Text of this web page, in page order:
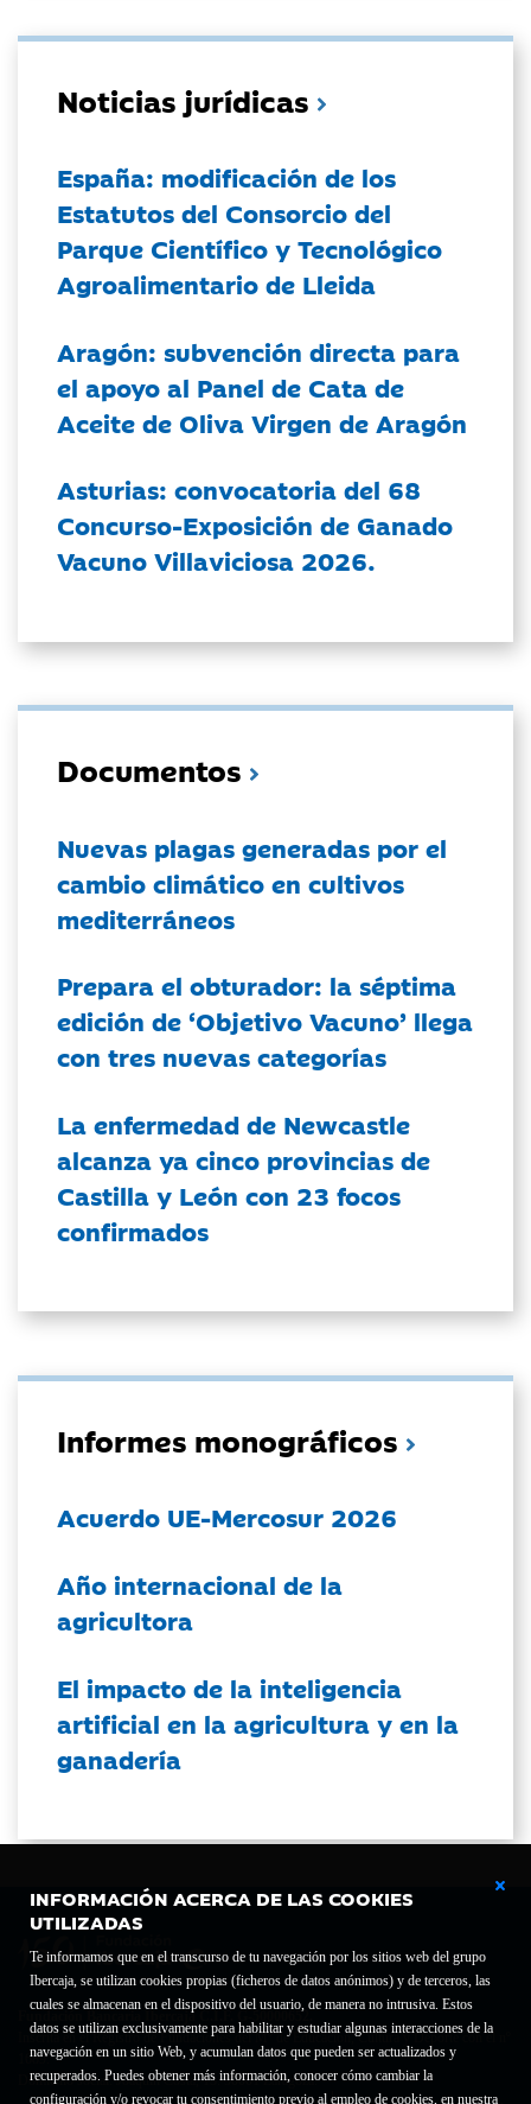
INFORMACIÓN ACERCA DE LAS COOKIES
UTILIZADAS
Te informamos que en el transcurso de tu navegación por los sitios web del grupo
Ibercaja, se utilizan cookies propias (ficheros de datos anónimos) y de terceros, las
cuales se almacenan en el dispositivo del usuario, de manera no intrusiva. Estos
datos se utilizan exclusivamente para habilitar y estudiar algunas interacciones de la
navegación en un sitio Web, y acumulan datos que pueden ser actualizados y
recuperados. Puedes obtener más información, conocer cómo cambiar la
configuración y/o revocar tu consentimiento previo al empleo de cookies, en nuestra
Noticias jurídicas
España: modificación de los
Estatutos del Consorcio del
Parque Científico y Tecnológico
Agroalimentario de Lleida
Aragón: subvención directa para
el apoyo al Panel de Cata de
Aceite de Oliva Virgen de Aragón
Asturias: convocatoria del 68
Concurso-Exposición de Ganado
Vacuno Villaviciosa 2026.
Documentos
Nuevas plagas generadas por el
cambio climático en cultivos
mediterráneos
Prepara el obturador: la séptima
edición de ‘Objetivo Vacuno’ llega
con tres nuevas categorías
La enfermedad de Newcastle
alcanza ya cinco provincias de
Castilla y León con 23 focos
confirmados
Informes monográficos
Acuerdo UE-Mercosur 2026
Año internacional de la
agricultora
El impacto de la inteligencia
artificial en la agricultura y en la
ganadería
Fundación Bancaria Ibercaja C.I.F. G-50000652.
Inscrita en el Registro de Fundaciones del Mº de Educación, Cultura y Deporte con el nº
1689.
Domicilio social: Joaquín Costa, 13. 50001 Zaragoza.